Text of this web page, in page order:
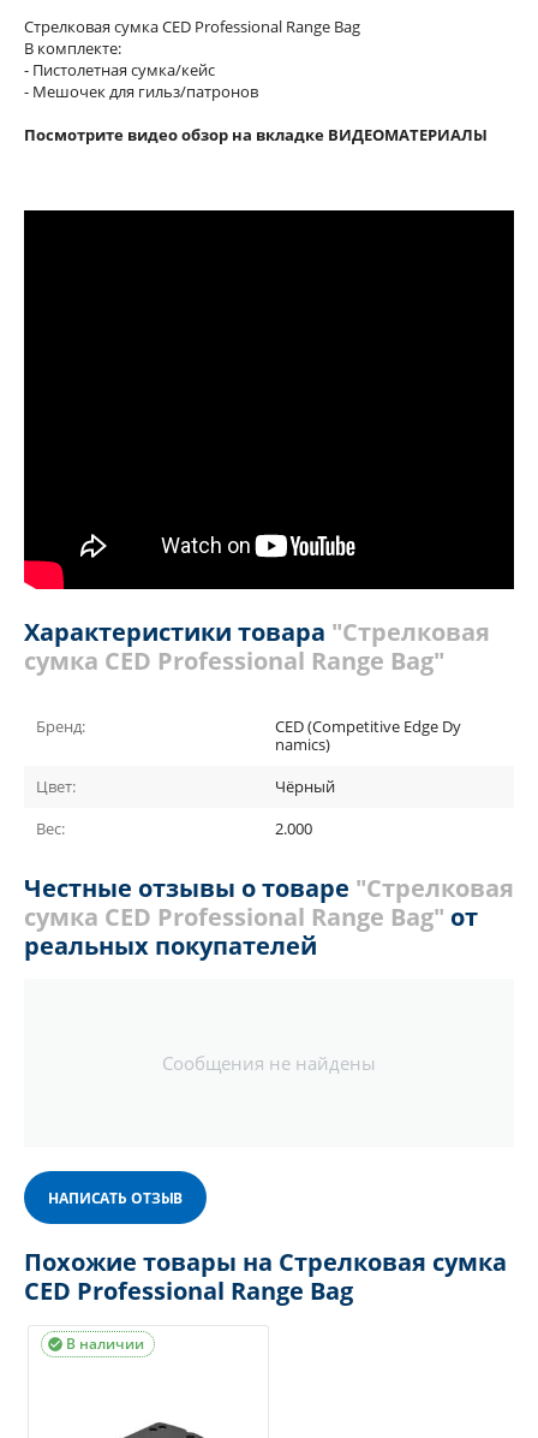
Стрелковая сумка CED Professional Range Bag
В комплекте:
- Пистолетная сумка/кейс
- Мешочек для гильз/патронов
Посмотрите видео обзор на вкладке ВИДЕОМАТЕРИАЛЫ
Характеристики товара "Стрелковая
сумка CED Professional Range Bag"
Бренд:
CED (Competitive Edge Dy
namics)
Цвет:
Чёрный
Вес:
2.000
Честные отзывы о товаре "Стрелковая
сумка CED Professional Range Bag" от
реальных покупателей
Сообщения не найдены
НАПИСАТЬ ОТЗЫВ
Похожие товары на Стрелковая сумка
CED Professional Range Bag
В наличии
